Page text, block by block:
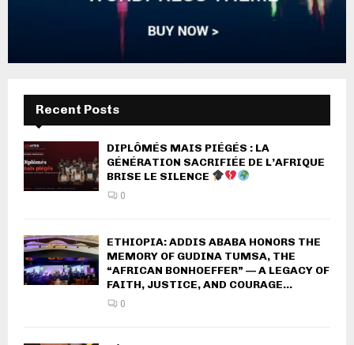
Recent Posts
DIPLÔMÉS MAIS PIÉGÉS : LA
GÉNÉRATION SACRIFIÉE DE L’AFRIQUE
BRISE LE SILENCE
0
ETHIOPIA: ADDIS ABABA HONORS THE
MEMORY OF GUDINA TUMSA, THE
“AFRICAN BONHOEFFER” — A LEGACY OF
FAITH, JUSTICE, AND COURAGE...
0